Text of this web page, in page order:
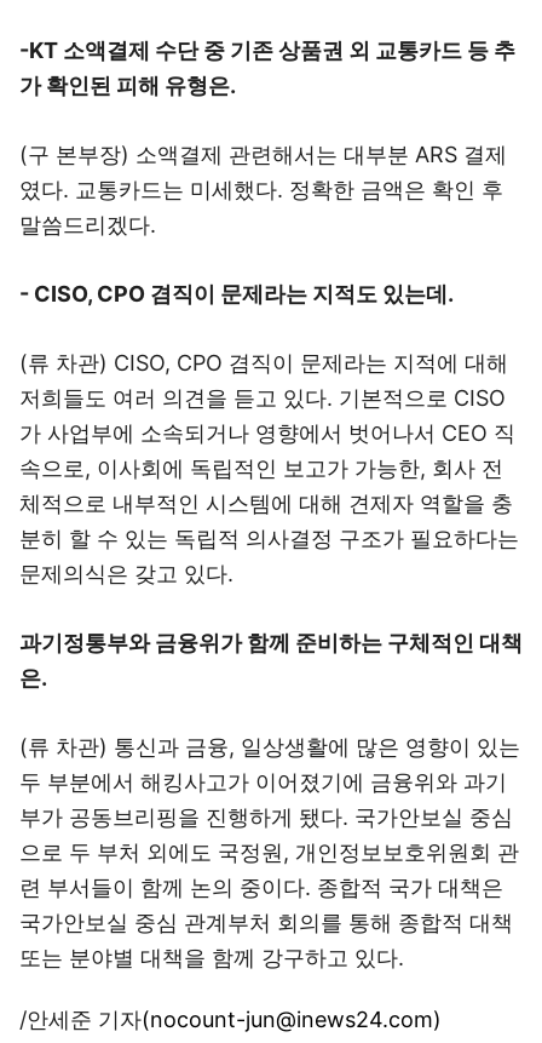
-KT 소액결제 수단 중 기존 상품권 외 교통카드 등 추
가 확인된 피해 유형은.
(구 본부장) 소액결제 관련해서는 대부분 ARS 결제
였다. 교통카드는 미세했다. 정확한 금액은 확인 후
말씀드리겠다.
- CISO, CPO 겸직이 문제라는 지적도 있는데.
(류 차관) CISO, CPO 겸직이 문제라는 지적에 대해
저희들도 여러 의견을 듣고 있다. 기본적으로 CISO
가 사업부에 소속되거나 영향에서 벗어나서 CEO 직
속으로, 이사회에 독립적인 보고가 가능한, 회사 전
체적으로 내부적인 시스템에 대해 견제자 역할을 충
분히 할 수 있는 독립적 의사결정 구조가 필요하다는
문제의식은 갖고 있다.
과기정통부와 금융위가 함께 준비하는 구체적인 대책
은.
(류 차관) 통신과 금융, 일상생활에 많은 영향이 있는
두 부분에서 해킹사고가 이어졌기에 금융위와 과기
부가 공동브리핑을 진행하게 됐다. 국가안보실 중심
으로 두 부처 외에도 국정원, 개인정보보호위원회 관
련 부서들이 함께 논의 중이다. 종합적 국가 대책은
국가안보실 중심 관계부처 회의를 통해 종합적 대책
또는 분야별 대책을 함께 강구하고 있다.
/안세준 기자(nocount-jun@inews24.com)